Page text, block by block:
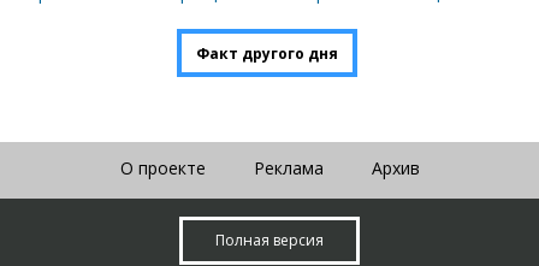
Факт другого дня
О проекте Реклама Архив
Полная версия